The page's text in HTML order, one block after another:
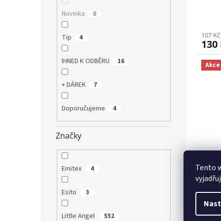
Tento
Novinka 0
Tip 4
IHNED K ODBĚRU 16
+ DÁREK 7
Doporučujeme 4
Značky
Emitex 4
Esito 3
Little Angel 552
107
130
Akce
203